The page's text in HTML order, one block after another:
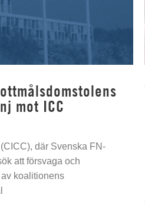
mot ICC
där Svenska FN-
att försvaga och
koalitionens